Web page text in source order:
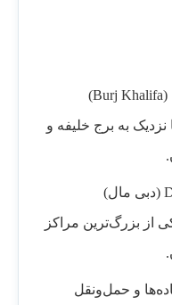
به برج خلیفه و
بزرگ‌ترین مراکز
و حمل‌ونقل